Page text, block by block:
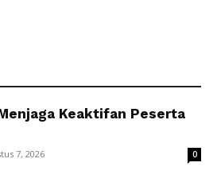
Keaktifan Peserta
7, 2026 0